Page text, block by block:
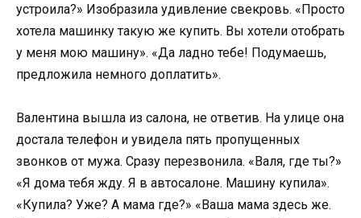
устроила?» Изобразила удивление свекровь. «Просто
хотела машинку такую же купить. Вы хотели отобрать
у меня мою машину». «Да ладно тебе! Подумаешь,
предложила немного доплатить».
Валентина вышла из салона, не ответив. На улице она
достала телефон и увидела пять пропущенных
звонков от мужа. Сразу перезвонила. «Валя, где ты?»
«Я дома тебя жду. Я в автосалоне. Машину купила».
«Купила? Уже? А мама где?» «Ваша мама здесь же.